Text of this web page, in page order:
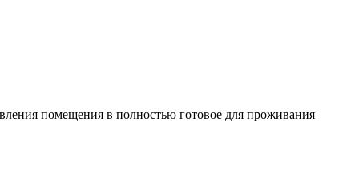
помещения в полностью готовое для проживания